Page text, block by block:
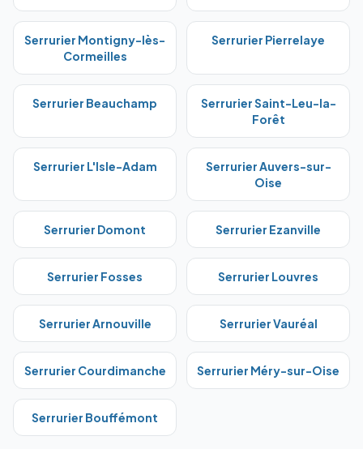
Serrurier Montigny-lès-
Cormeilles
Serrurier Pierrelaye
Serrurier Beauchamp SerrurierSaint-Leu-la-
Forêt
Serrurier L'Isle-Adam SerrurierAuvers-sur-
Oise
Serrurier Domont Serrurier Ezanville
Serrurier Fosses Serrurier Louvres
SerrurierArnouville SerrurierVauréal
Serrurier Courdimanche Serrurier Méry-sur-Oise
Serrurier Bouffémont